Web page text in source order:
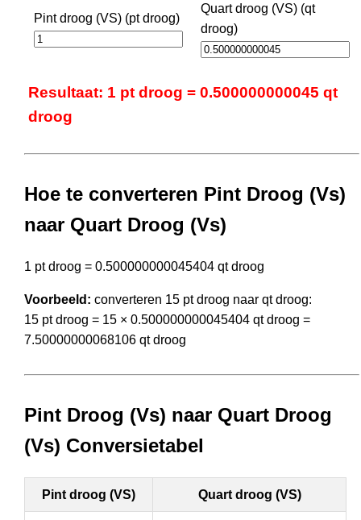
Pint droog (VS) (pt droog)
Quart droog (VS) (qt
droog)
Resultaat: 1 pt droog = 0.500000000045 qt
droog
Hoe te converteren Pint Droog (Vs)
naar Quart Droog (Vs)
1 pt droog = 0.500000000045404 qt droog
Voorbeeld: converteren 15 pt droog naar qt droog:
15 pt droog = 15 × 0.500000000045404 qt droog =
7.50000000068106 qt droog
Pint Droog (Vs) naar Quart Droog
(Vs) Conversietabel
Pint droog (VS) Quart droog (VS)